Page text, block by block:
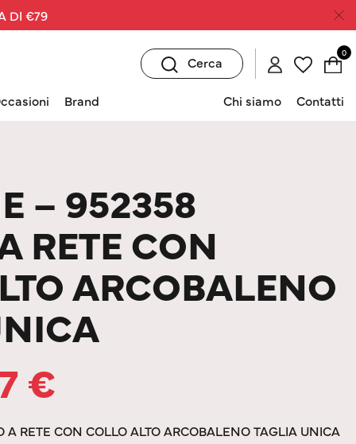
DI €79
Cerca
0
Brand Chi siamo Contatti
– 952358
RETE CON
ARCOBALENO
€
A RETE CON COLLO ALTO ARCOBALENO TAGLIA UNICA